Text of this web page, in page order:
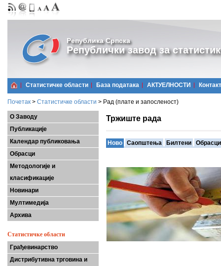
Република Српска
Републички завод за
Статистичке области Базa података АКТУЕЛНОСТИ Контакт
Почетак > Статистичке области > Рад (плате и запосленост)
О Заводу
Публикације
Календар публиковања
Обрасци
Методологије и
класификације
Новинари
Мултимедија
Архива
Статистичке области
Грађевинарство
Дистрибутивна трговина и
Тржиште рада
Ново Саопштења Билтени Обрасци